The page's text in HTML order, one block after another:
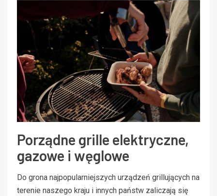
Porządne grille elektryczne,
gazowe i węglowe
Do grona najpopularniejszych urządzeń grillujących na
terenie naszego kraju i innych państw zaliczają się